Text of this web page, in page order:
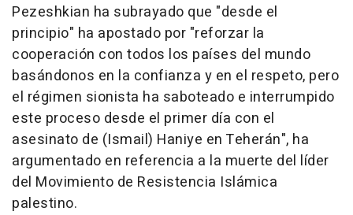
Pezeshkian ha subrayado que "desde el
principio" ha apostado por "reforzar la
cooperación con todos los países del mundo
basándonos en la confianza y en el respeto, pero
el régimen sionista ha saboteado e interrumpido
este proceso desde el primer día con el
asesinato de (Ismail) Haniye en Teherán", ha
argumentado en referencia a la muerte del líder
del Movimiento de Resistencia Islámica
palestino.